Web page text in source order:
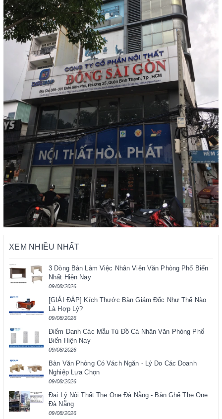
XEM NHIỀU NHẤT
3 Dòng Bàn Làm Việc Nhân Viên Văn Phòng Phổ Biến
Nhất Hiện Nay
09/08/2026
[GIẢI ĐÁP] Kích Thước Bàn Giám Đốc Như Thế Nào
Là Hợp Lý?
09/08/2026
Điểm Danh Các Mẫu Tủ Đồ Cá Nhân Văn Phòng Phổ
Biến Hiện Nay
09/08/2026
Bàn Văn Phòng Có Vách Ngăn - Lý Do Các Doanh
Nghiệp Lựa Chọn
09/08/2026
Đại Lý Nội Thất The One Đà Nẵng - Bàn Ghế The One
Đà Nẵng
09/08/2026